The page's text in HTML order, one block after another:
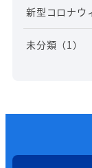
新型コロナウ
未分類 （1）